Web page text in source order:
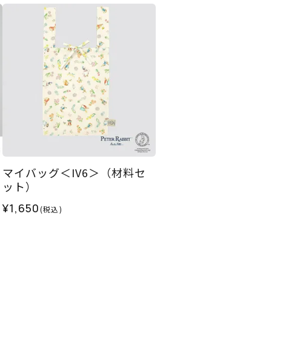
マイバッグ＜IV6＞（材料セ
ット）
¥1,650(税込)